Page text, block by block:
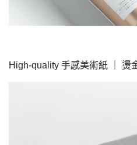
High-quality 手感美術紙 ｜ 燙